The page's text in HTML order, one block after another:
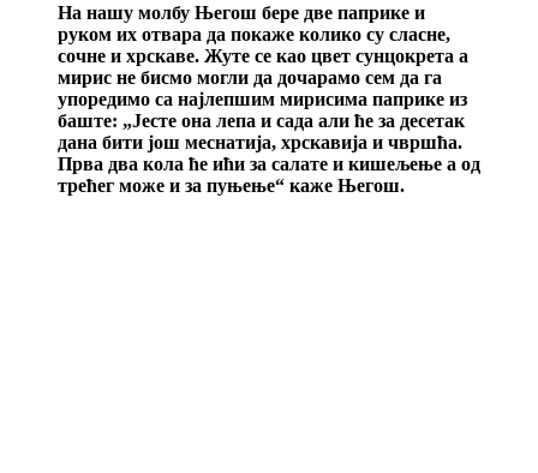
На нашу молбу Његош бере две паприке и
руком их отвара да покаже колико су сласне,
сочне и хрскаве. Жуте се као цвет сунцокрета а
мирис не бисмо могли да дочарамо сем да га
упоредимо са најлепшим мирисима паприке из
баште: „Јесте она лепа и сада али ће за десетак
дана бити још меснатија, хрскавија и чвршћа.
Прва два кола ће ићи за салате и кишељење а од
трећег може и за пуњење“ каже Његош.